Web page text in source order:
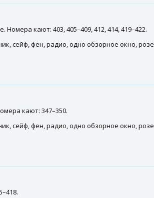
кают: 403, 405–409, 412, 414, 419–422.
сейф, фен, радио, одно обзорное окно,
кают: 347–350.
сейф, фен, радио, одно обзорное окно,